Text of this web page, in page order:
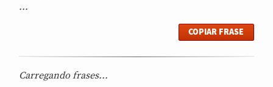
...
COPIAR FRASE
Carregando frases...